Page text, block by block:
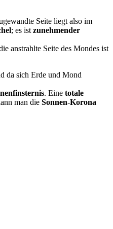
Seite liegt also im
; es ist zunehmender
anstrahlte Seite des Mondes ist
da sich Erde und Mond
. Eine totale
man die Sonnen-Korona